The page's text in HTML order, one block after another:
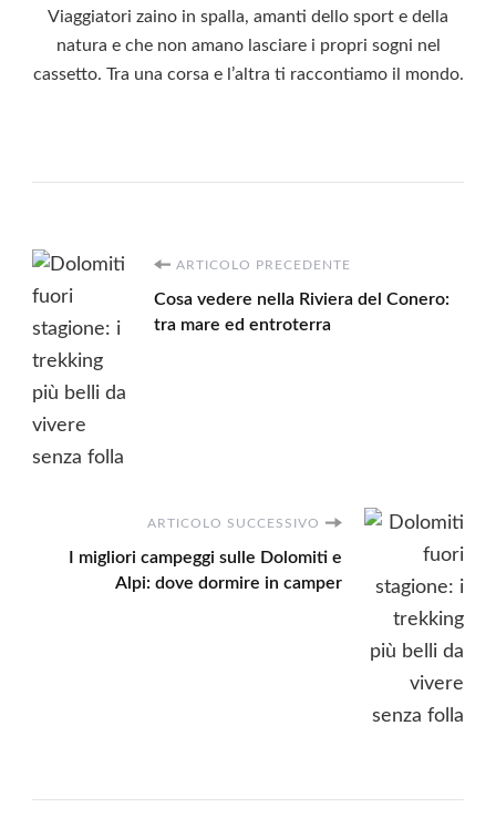
Viaggiatori zaino in spalla, amanti dello sport e della
natura e che non amano lasciare i propri sogni nel
cassetto. Tra una corsa e l’altra ti raccontiamo il mondo.
Navigazione
articoli
ARTICOLO PRECEDENTE
Cosa vedere nella Riviera del Conero:
tra mare ed entroterra
ARTICOLO SUCCESSIVO
I migliori campeggi sulle Dolomiti e
Alpi: dove dormire in camper